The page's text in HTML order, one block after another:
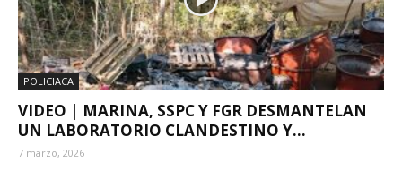
POLICIACA
VIDEO | MARINA, SSPC Y FGR DESMANTELAN
UN LABORATORIO CLANDESTINO Y...
7 marzo, 2026